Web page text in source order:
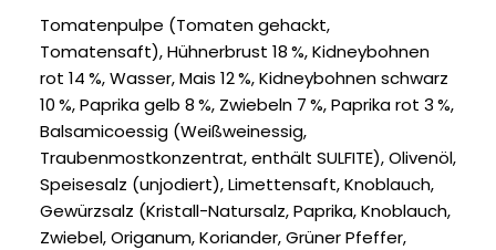
Tomatenpulpe (Tomaten gehackt,
Tomatensaft), Hühnerbrust 18 %, Kidneybohnen
rot 14 %, Wasser, Mais 12 %, Kidneybohnen schwarz
10 %, Paprika gelb 8 %, Zwiebeln 7 %, Paprika rot 3 %,
Balsamicoessig (Weißweinessig,
Traubenmostkonzentrat, enthält SULFITE), Olivenöl,
Speisesalz (unjodiert), Limettensaft, Knoblauch,
Gewürzsalz (Kristall-Natursalz, Paprika, Knoblauch,
Zwiebel, Origanum, Koriander, Grüner Pfeffer,